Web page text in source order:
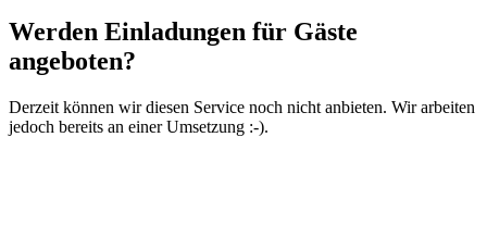
Werden Einladungen für Gäste
angeboten?
Derzeit können wir diesen Service noch nicht anbieten. Wir arbeiten
jedoch bereits an einer Umsetzung :-).